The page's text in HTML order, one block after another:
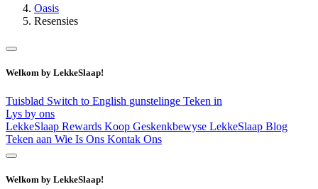
Oasis
Resensies
Welkom by LekkeSlaap!
Tuisblad Switch to English gunstelinge Teken in
Lys by ons
LekkeSlaap Rewards Koop Geskenkbewyse LekkeSlaap Blog
Teken aan Wie Is Ons Kontak Ons
Welkom by LekkeSlaap!